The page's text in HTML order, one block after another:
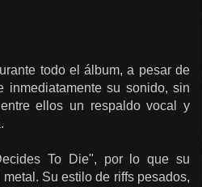
todo el álbum, a pesar de
su sonido, sin
ellos un respaldo vocal y
To Die", por lo que su
Su estilo de riffs pesados,